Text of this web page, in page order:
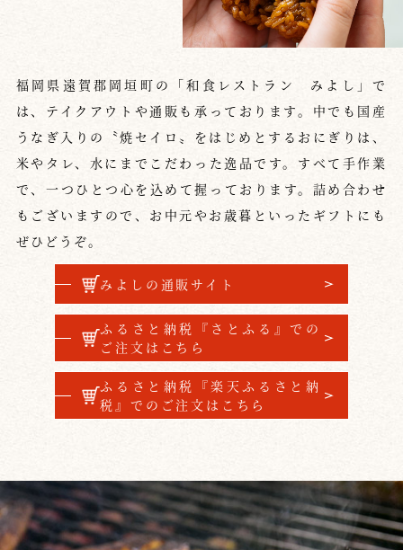
福岡県遠賀郡岡垣町の「和食レストラン みよし」で
は、 テイクアウトや通販も承っております。 中でも国産
うなぎ入りの〝焼セイロ〟をはじめとするおにぎりは、
米やタレ、水にまでこだわった逸品です。 すべて手作業
で、一つひとつ心を込めて握っております。 詰め合わせ
もございますので、 お中元やお歳暮といったギフトにも
ぜひどうぞ。
みよしの通販サイト
ふるさと納税『さとふる』での
ご注文はこちら
ふるさと納税『楽天ふるさと納
税』でのご注文はこちら